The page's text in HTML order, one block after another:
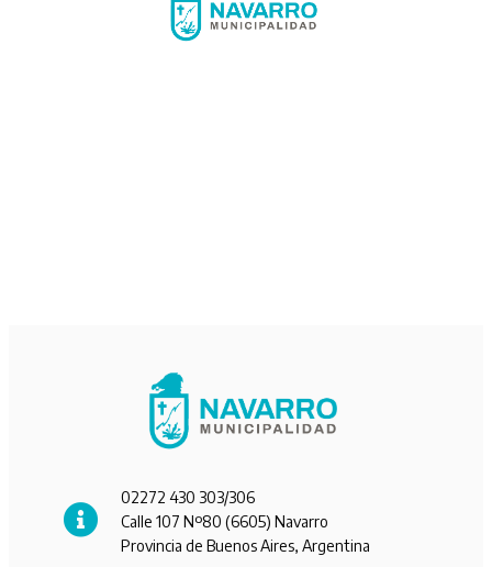
02272 430 303/306
Calle 107 Nº80 (6605) Navarro
Provincia de Buenos Aires, Argentina